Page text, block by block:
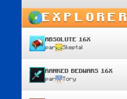
EXPLORER
ABSOLUTE 16X
par Skeptal
RANKED BEDWARS 16X
par Tory